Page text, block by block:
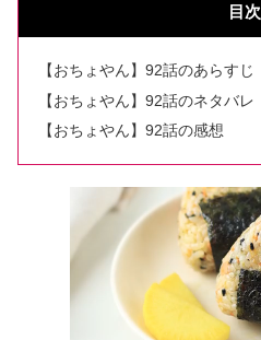
目次
【おちょやん】92話のあらすじ
【おちょやん】92話のネタバレ
【おちょやん】92話の感想